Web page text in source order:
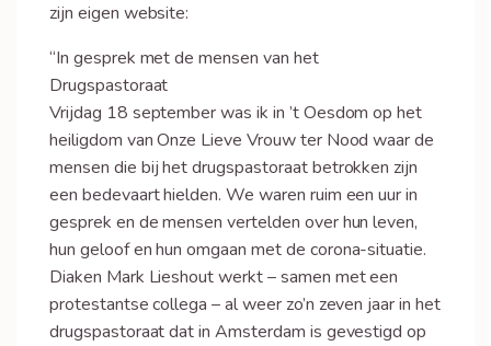
zijn eigen website:
“In gesprek met de mensen van het
Drugspastoraat
Vrijdag 18 september was ik in ’t Oesdom op het
heiligdom van Onze Lieve Vrouw ter Nood waar de
mensen die bij het drugspastoraat betrokken zijn
een bedevaart hielden. We waren ruim een uur in
gesprek en de mensen vertelden over hun leven,
hun geloof en hun omgaan met de corona-situatie.
Diaken Mark Lieshout werkt – samen met een
protestantse collega – al weer zo’n zeven jaar in het
drugspastoraat dat in Amsterdam is gevestigd op